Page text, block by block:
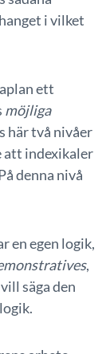
i vilket
ett
möjliga
här två nivåer
att indexikaler
denna nivå
en egen logik,
,
säga den